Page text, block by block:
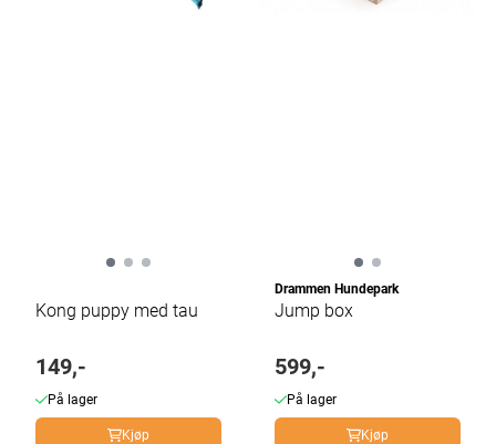
Kong puppy med tau
149,-
På lager
Kjøp
Drammen Hundepark
Jump box
599,-
På lager
Kjøp